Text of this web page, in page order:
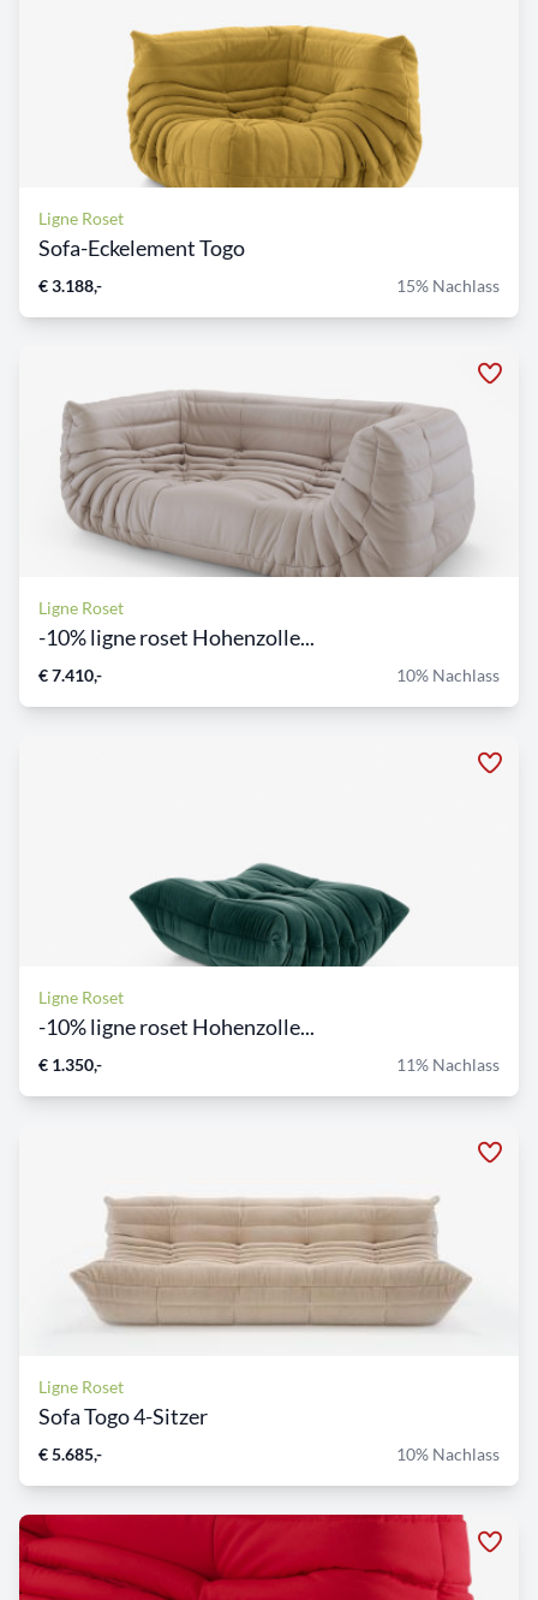
Ligne Roset
Sofa-Eckelement Togo
€ 3.188,- 15% Nachlass
Ligne Roset
-10% ligne roset Hohenzolle...
€ 7.410,- 10% Nachlass
Ligne Roset
-10% ligne roset Hohenzolle...
€ 1.350,- 11% Nachlass
Ligne Roset
Sofa Togo 4-Sitzer
€ 5.685,- 10% Nachlass